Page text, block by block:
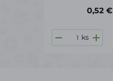
0,52 €
ks